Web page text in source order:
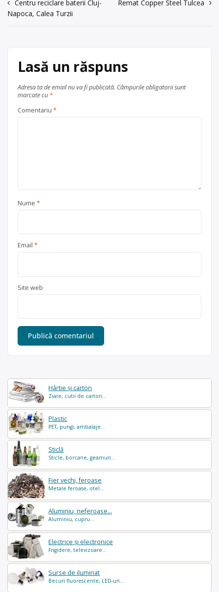
Hârtie și carton
Ziare, cutii de carton...
Plastic
PET, pungi, ambalaje...
Sticlă
Sticle, borcane, geamuri...
Fier vechi, feroase
Metale feroase, otel...
Aluminiu, neferoase...
Aluminiu, cupru...
Electrice și electronice
Frigidere, televizoare...
Surse de iluminat
Becuri fluorescente, LED-uri...
0263/234.350 Email:miro@miro.ro
Administrator Special: Bar Vasile
Navigare
în
Centru reciclare baterii Cluj-
Napoca, Calea Turzii
Remat Copper Steel Tulcea
Lasă un răspuns
Adresa ta de email nu va fi publicată. Câmpurile obligatorii sunt
marcate cu *
Comentariu *
Nume *
Email *
Site web